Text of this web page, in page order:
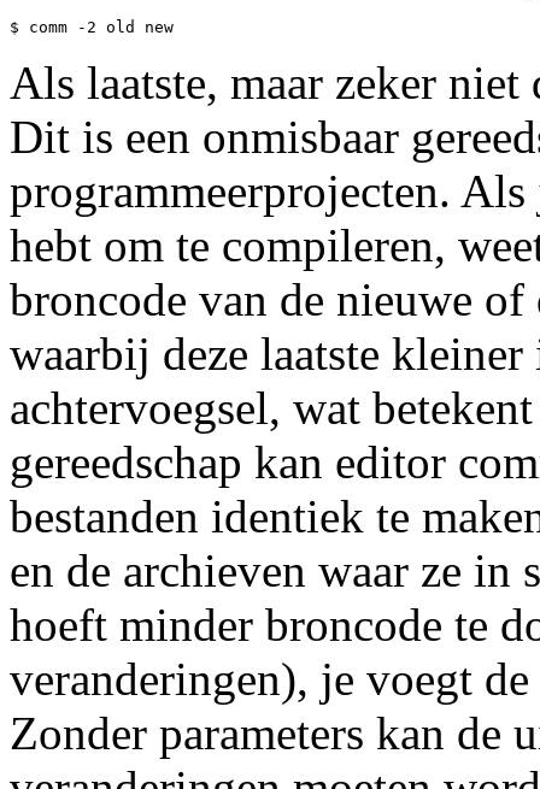
Als laatste, maar zeker
Dit is een onmisbaar
programmeerprojecten.
hebt om te compileren,
broncode van de nieuwe
waarbij deze laatste
achtervoegsel, wat
gereedschap kan editor
bestanden identiek te
en de archieven waar ze
hoeft minder broncode te
veranderingen), je voegt
Zonder parameters kan de